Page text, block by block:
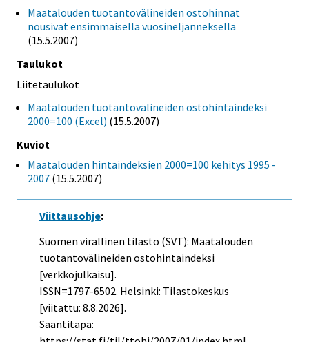
Maatalouden tuotantovälineiden ostohinnat
nousivat ensimmäisellä vuosineljänneksellä
(15.5.2007)
Taulukot
Liitetaulukot
Maatalouden tuotantovälineiden ostohintaindeksi
2000=100 (Excel) (15.5.2007)
Kuviot
Maatalouden hintaindeksien 2000=100 kehitys 1995 -
2007 (15.5.2007)
Viittausohje:
Suomen virallinen tilasto (SVT): Maatalouden
tuotantovälineiden ostohintaindeksi
[verkkojulkaisu].
ISSN=1797-6502. Helsinki: Tilastokeskus
[viitattu: 8.8.2026].
Saantitapa: